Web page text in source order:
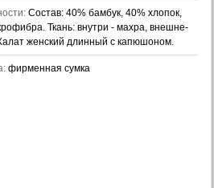
Состав: 40% бамбук, 40% хлопок,
Ткань: внутри - махра, внешне-
женский длинный с капюшоном.
фирменная сумка